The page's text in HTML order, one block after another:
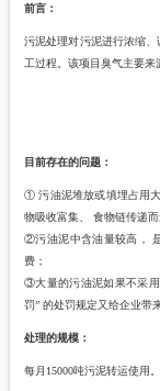
前言 ：
污泥处理对污泥进行浓缩
工过程。该项目臭气主要来
目前存在的问题：
① 污油泥堆放或填埋占用
物吸收富集、 食物链传递而
②污油泥中含油量较高，
费；
③大量的污油泥如果不采
罚” 的处罚规定又给企业带
处理的规模：
每月 15000吨污泥转运使用